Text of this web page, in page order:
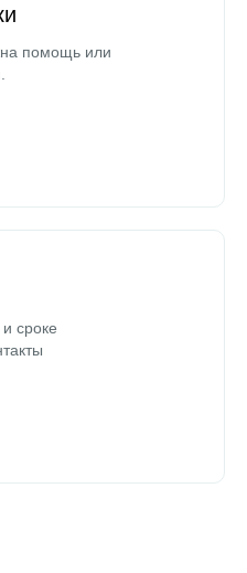
помощь или
сроке